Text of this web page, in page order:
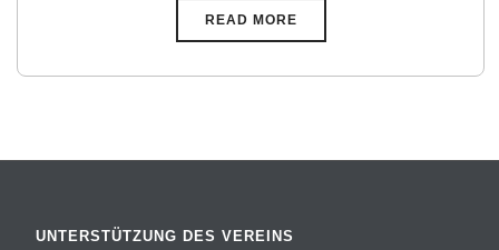
READ MORE
UNTERSTÜTZUNG DES VEREINS